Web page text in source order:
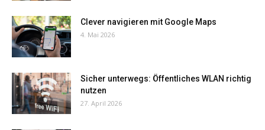
Clever navigieren mit Google Maps
4. Mai 2026
Sicher unterwegs: Öffentliches WLAN richtig
nutzen
27. April 2026